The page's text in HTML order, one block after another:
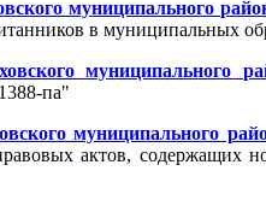
муниципального
в муниципальных
муниципального
па"
муниципального
актов, содержащих